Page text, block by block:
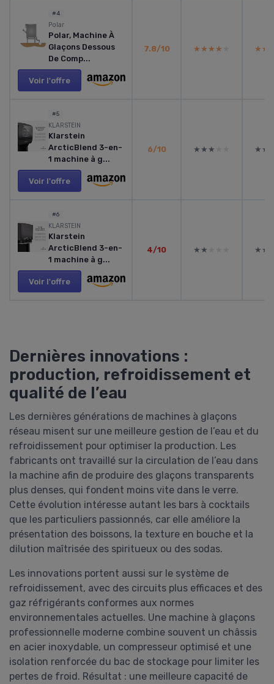
#4
Polar
Polar, Machine À
Glaçons Dessous
De Comp...
Voir l'offre
7.8/10 ★★★★★
★★★★★
#5
KLARSTEIN
Klarstein
ArcticBlend 3-en-
1 machine à g...
Voir l'offre
6/10 ★★★★★
★★★★★
#6
KLARSTEIN
Klarstein
ArcticBlend 3-en-
1 machine à g...
Voir l'offre
4/10 ★★★★★
★★★★★
Dernières innovations :
production, refroidissement et
qualité de l’eau
Les dernières générations de machines à glaçons
réseau misent sur une meilleure gestion de l’eau et du
refroidissement pour optimiser la production. Les
fabricants ont travaillé sur la circulation de l’eau dans
la machine afin de produire des glaçons transparents
plus denses, qui fondent moins vite dans le verre.
Cette évolution intéresse autant les bars à cocktails
que les particuliers passionnés, car elle améliore la
présentation des boissons, la texture en bouche et la
dilution maîtrisée des spiritueux ou des sodas.
Les innovations portent aussi sur le système de
refroidissement, avec des circuits plus efficaces et des
gaz réfrigérants conformes aux normes
environnementales actuelles. Une machine à glaçons
professionnelle moderne combine souvent un châssis
en acier inoxydable, un compresseur optimisé et une
isolation renforcée du bac de stockage pour limiter les
pertes de froid. Résultat : une meilleure capacité de